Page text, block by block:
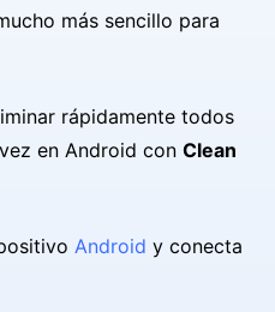
más sencillo para
rápidamente todos
en Android con Clean
Android y conecta